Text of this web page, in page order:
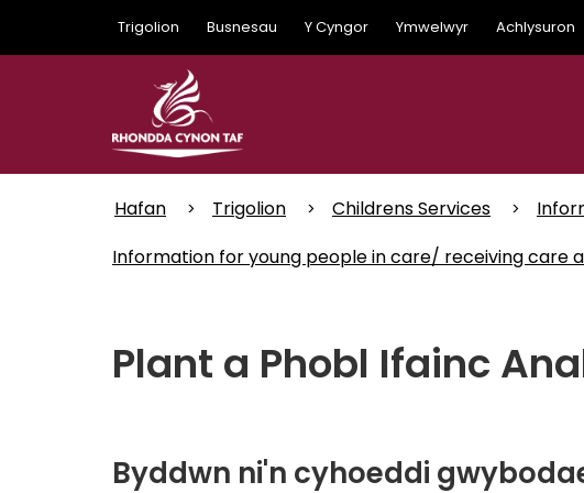
main
Trigolion Busnesau Y Cyngor Ymwelwyr Achlysuron
Hafan Trigolion Childrens Services
Information for young people in care/ receiving care
Plant a Phobl Ifainc
Byddwn ni'n cyhoeddi